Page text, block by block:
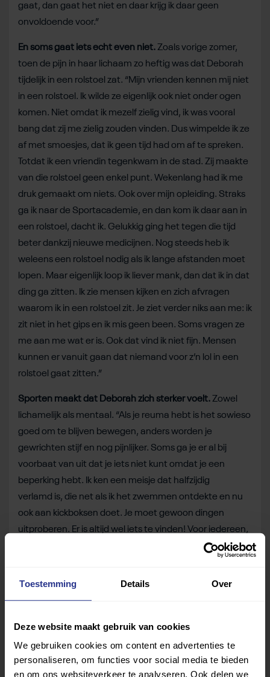
Toestemming Details Over
Deze website maakt gebruik van cookies
We gebruiken cookies om content en advertenties te
personaliseren, om functies voor social media te bieden
en om ons websiteverkeer te analyseren. Ook delen we
gaat, dan gaat het niet en daar krijg ik daar geen
onvoldoende voor.”
En soms gaat iets echt even niet.Zoals vorige zomer,
toen de pijn in haar lichaam zo heftig was dat Deborah
tijdelijk in een rolstoel zat. “Mijn vrienden kennen mij niet
in een rolstoel. Ik wilde ze eigenlijk ook niet onder ogen
komen. Niet omdat ik mezelf zielig vind, ik was vooral
bang dat zij me zielig zouden vinden. Dus wimpelde ik ze
af met smoesjes, dat ik geen tijd had om af te spreken.
Totdat ik een vriendin tegenkwam in de stad. Zij maakte
van die rolstoel geen enkel punt. Wekenlang had ik me
druk gemaakt om niets. Ook over mijn opleiding. Straks
ga ik naar de Sportacademie, en dan kom ik daar aan in
een rolstoel, dacht ik. Gelukkig ging het tegen die tijd
beter dankzij nieuwe medicijnen. Nog steeds heb ik
weleens een rolstoel nodig als ik lange afstanden moet
lopen. Maar eigenlijk loop ik liever mank, dan dat ik in dat
ding ga zitten. Ik zie mensen kijken en zich afvragen
waarom ik in een rolstoel zit. Je ziet verder niks aan me: ik
zit niet in het gips en ik mis geen been. Soms vragen ze
me aan me wat er is. Ook dat vind ik niet fijn. Mensen
kunnen er vanuit gaan dat niemand voor z’n lol in een
rolstoel gaat zitten.”
Sporten maakt dat Deborah zich sterker voelt.Zowel
lichamelijk als mentaal. “Als je reuma hebt is het sowieso
goed om te blijven bewegen, anders worden je
gewrichten stijf en nog pijnlijker. Soms ga je er al bij
voorbaat van uit dat je iets niet kunt omdat je een
beperking hebt. Ik ken een meisje dat halfzijdig
verlamd is, die net als ik het zwemmen ontdekte en nu
ook aan kickboksen doet. Je moet gewoon dingen
uitproberen. Er is altijd wel iets te vinden! Voor iedereen,
waarbij je aan je conditie en je gezondheid werkt én
waarbij je een hoop gezelligheid vindt met mede-
Deel dit bericht